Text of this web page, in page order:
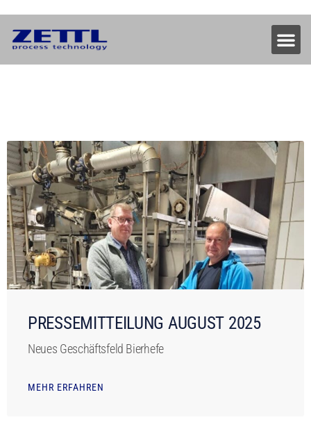
PRESSEMITTEILUNG AUGUST 2025
Neues Geschäftsfeld Bierhefe
MEHR ERFAHREN